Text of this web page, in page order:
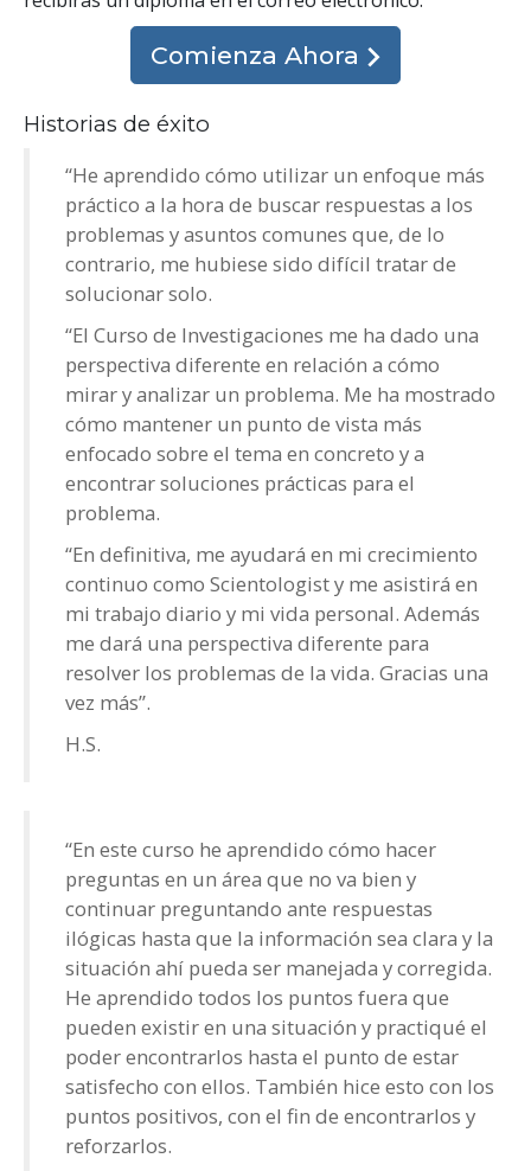
Comienza Ahora
Historias de éxito
“He aprendido cómo utilizar un enfoque más
práctico a la hora de buscar respuestas a los
problemas y asuntos comunes que, de lo
contrario, me hubiese sido difícil tratar de
solucionar solo.
“El Curso de Investigaciones me ha dado una
perspectiva diferente en relación a cómo
mirar y analizar un problema. Me ha mostrado
cómo mantener un punto de vista más
enfocado sobre el tema en concreto y a
encontrar soluciones prácticas para el
problema.
“En definitiva, me ayudará en mi crecimiento
continuo como Scientologist y me asistirá en
mi trabajo diario y mi vida personal. Además
me dará una perspectiva diferente para
resolver los problemas de la vida. Gracias una
vez más”.
H.S.
“En este curso he aprendido cómo hacer
preguntas en un área que no va bien y
continuar preguntando ante respuestas
ilógicas hasta que la información sea clara y la
situación ahí pueda ser manejada y corregida.
He aprendido todos los puntos fuera que
pueden existir en una situación y practiqué el
poder encontrarlos hasta el punto de estar
satisfecho con ellos. También hice esto con los
puntos positivos, con el fin de encontrarlos y
reforzarlos.